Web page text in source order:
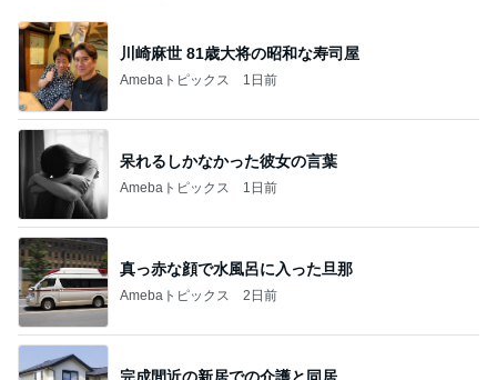
川崎麻世 81歳大将の昭和な寿司屋
Amebaトピックス 1日前
呆れるしかなかった彼女の言葉
Amebaトピックス 1日前
真っ赤な顔で水風呂に入った旦那
Amebaトピックス 2日前
完成間近の新居での介護と同居